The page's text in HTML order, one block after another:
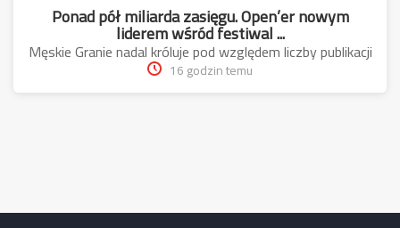
Ponad pół miliarda zasięgu. Open’er nowym
liderem wśród festiwal ...
Męskie Granie nadal króluje pod względem liczby publikacji
16 godzin temu